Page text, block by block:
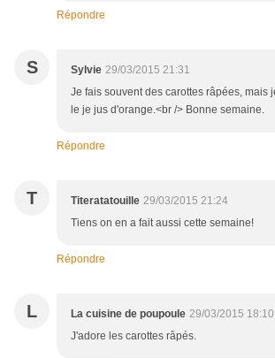
Répondre
S Sylvie 29/03/2015 21:31
Je fais souvent des carottes râpées, mais
le je jus d'orange.<br /> Bonne semaine.
Répondre
T Titeratatouille 29/03/2015 21:24
Tiens on en a fait aussi cette semaine!
Répondre
L La cuisine de poupoule 29/03/2015 18:10
J'adore les carottes râpés.